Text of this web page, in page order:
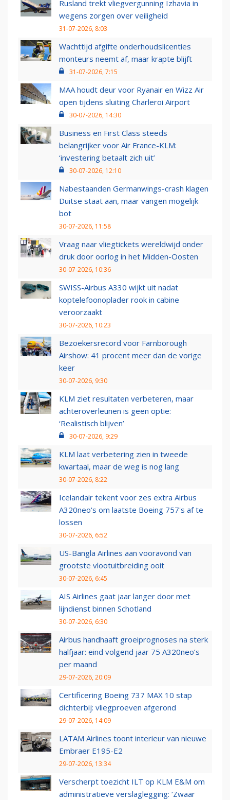
Rusland trekt vliegvergunning Izhavia in
wegens zorgen over veiligheid
31-07-2026, 8:03
Wachttijd afgifte onderhoudslicenties
monteurs neemt af, maar krapte blijft
31-07-2026, 7:15
MAA houdt deur voor Ryanair en Wizz Air
open tijdens sluiting Charleroi Airport
30-07-2026, 14:30
Business en First Class steeds
belangrijker voor Air France-KLM:
‘investering betaalt zich uit’
30-07-2026, 12:10
Nabestaanden Germanwings-crash klagen
Duitse staat aan, maar vangen mogelijk
bot
30-07-2026, 11:58
Vraag naar vliegtickets wereldwijd onder
druk door oorlog in het Midden-Oosten
30-07-2026, 10:36
SWISS-Airbus A330 wijkt uit nadat
koptelefoonoplader rook in cabine
veroorzaakt
30-07-2026, 10:23
Bezoekersrecord voor Farnborough
Airshow: 41 procent meer dan de vorige
keer
30-07-2026, 9:30
KLM ziet resultaten verbeteren, maar
achteroverleunen is geen optie:
‘Realistisch blijven’
30-07-2026, 9:29
KLM laat verbetering zien in tweede
kwartaal, maar de weg is nog lang
30-07-2026, 8:22
Icelandair tekent voor zes extra Airbus
A320neo's om laatste Boeing 757's af te
lossen
30-07-2026, 6:52
US-Bangla Airlines aan vooravond van
grootste vlootuitbreiding ooit
30-07-2026, 6:45
AIS Airlines gaat jaar langer door met
lijndienst binnen Schotland
30-07-2026, 6:30
Airbus handhaaft groeiprognoses na sterk
halfjaar: eind volgend jaar 75 A320neo’s
per maand
29-07-2026, 20:09
Certificering Boeing 737 MAX 10 stap
dichterbij: vliegproeven afgerond
29-07-2026, 14:09
LATAM Airlines toont interieur van nieuwe
Embraer E195-E2
29-07-2026, 13:34
Verscherpt toezicht ILT op KLM E&M om
administratieve verslaglegging: ‘Zwaar